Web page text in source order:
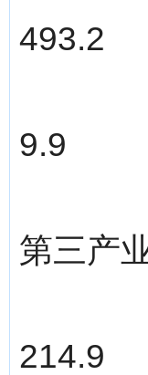
493.2
9.9
第三产
214.9